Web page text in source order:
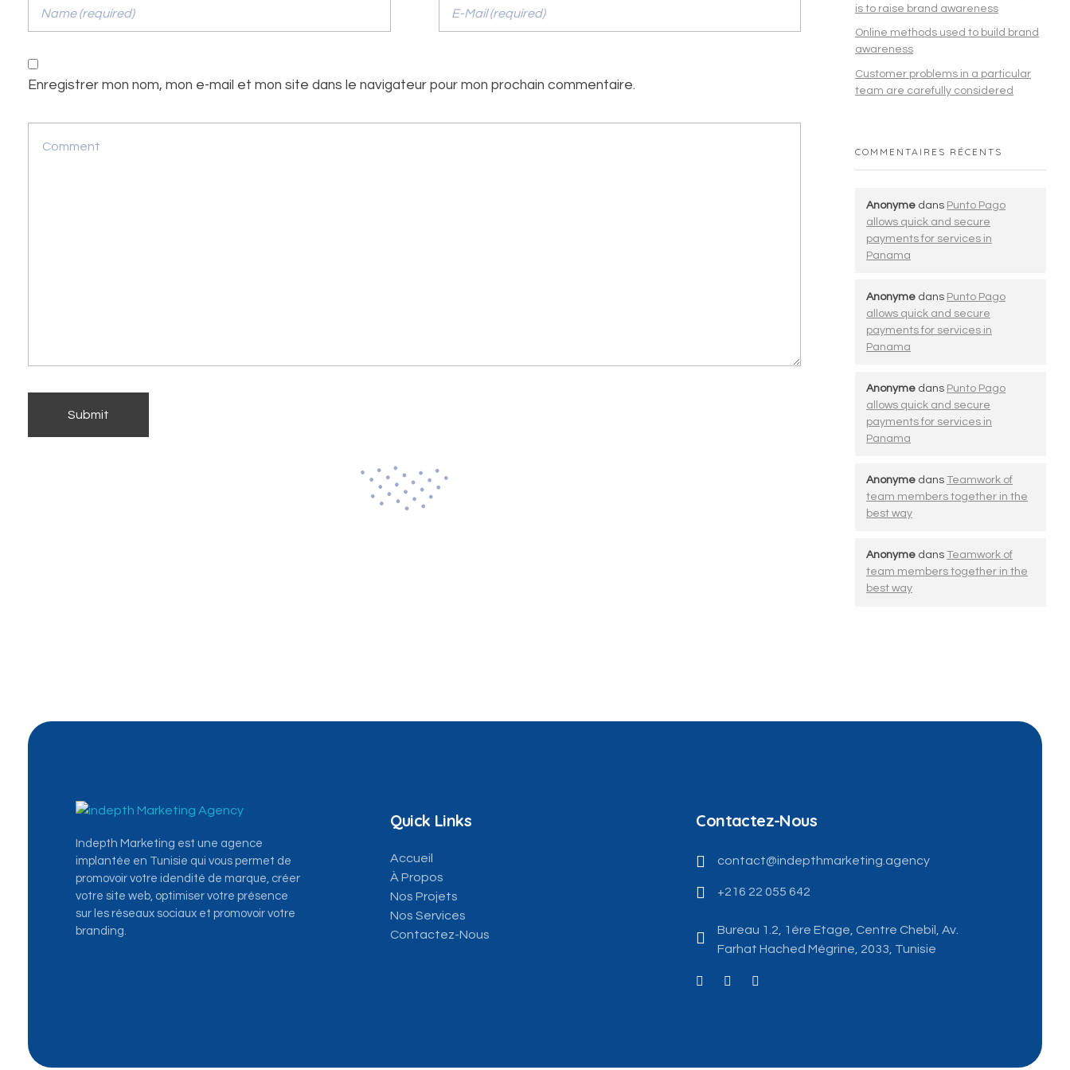
Enregistrer mon nom, mon e-mail et mon site dans le navigateur pour mon prochain commentaire.
is to raise brand awareness
Online methods used to build brand
awareness
Customer problems in a particular
team are carefully considered
COMMENTAIRES RÉCENTS
Anonyme dans Punto Pago
allows quick and secure
payments for services in
Panama
Anonyme dans Punto Pago
allows quick and secure
payments for services in
Panama
Anonyme dans Punto Pago
allows quick and secure
payments for services in
Panama
Anonyme dans Teamwork of
team members together in the
best way
Anonyme dans Teamwork of
team members together in the
best way
Indepth Marketing est une agence
implantée en Tunisie qui vous permet de
promovoir votre idendité de marque, créer
votre site web, optimiser votre présence
sur les réseaux sociaux et promovoir votre
branding.
Quick Links
Accueil
À Propos
Nos Projets
Nos Services
Contactez-Nous
Contactez-Nous
contact@indepthmarketing.agency
+216 22 055 642
Bureau 1.2, 1ére Etage, Centre Chebil, Av.
Farhat Hached Mégrine, 2033, Tunisie